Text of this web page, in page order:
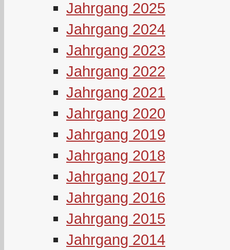
Jahrgang 2025
Jahrgang 2024
Jahrgang 2023
Jahrgang 2022
Jahrgang 2021
Jahrgang 2020
Jahrgang 2019
Jahrgang 2018
Jahrgang 2017
Jahrgang 2016
Jahrgang 2015
Jahrgang 2014